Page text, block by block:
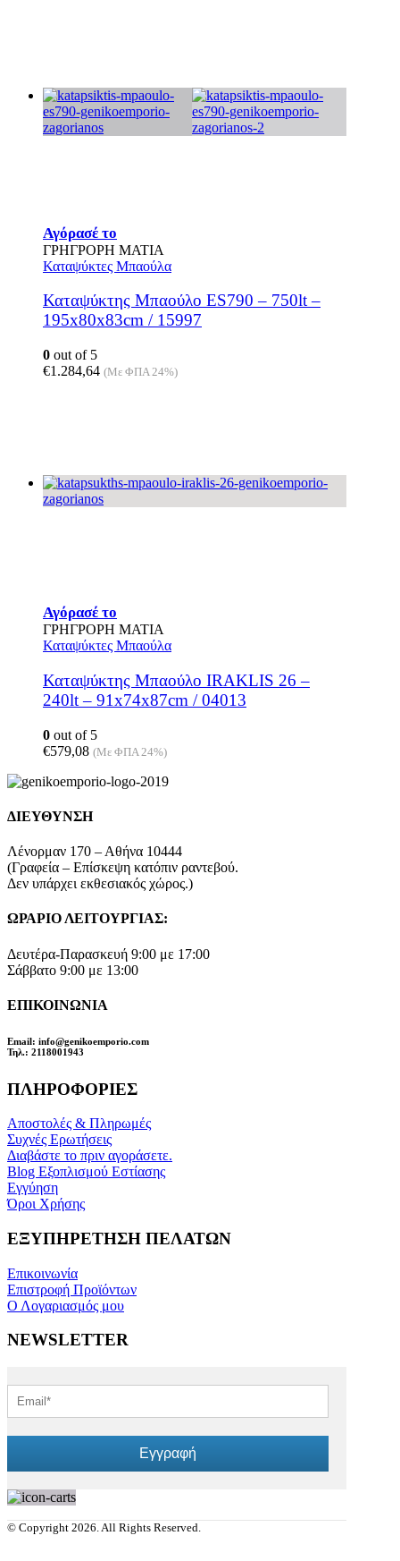
Αγόρασέ το
ΓΡΗΓΡΟΡΗ ΜΑΤΙΑ
Καταψύκτες Μπαούλα
Καταψύκτης Μπαούλο ES790 – 750lt –
195x80x83cm / 15997
0 out of 5
€1.284,64 (Με ΦΠΑ 24%)
Αγόρασέ το
ΓΡΗΓΡΟΡΗ ΜΑΤΙΑ
Καταψύκτες Μπαούλα
Καταψύκτης Μπαούλο IRAKLIS 26 –
240lt – 91x74x87cm / 04013
0 out of 5
€579,08 (Με ΦΠΑ 24%)
ΔΙΕΥΘΥΝΣΗ
Λένορμαν 170 – Αθήνα 10444
(Γραφεία – Επίσκεψη κατόπιν ραντεβού.
Δεν υπάρχει εκθεσιακός χώρος.)
ΩΡΑΡΙΟ ΛΕΙΤΟΥΡΓΙΑΣ:
Δευτέρα-Παρασκευή 9:00 με 17:00
Σάββατο 9:00 με 13:00
ΕΠΙΚΟΙΝΩΝΙΑ
Email: info@genikoemporio.com
Τηλ.: 2118001943
ΠΛΗΡΟΦΟΡΙΕΣ
Αποστολές & Πληρωμές
Συχνές Ερωτήσεις
Διαβάστε το πριν αγοράσετε.
Blog Εξοπλισμού Εστίασης
Εγγύηση
Όροι Χρήσης
ΕΞΥΠΗΡΕΤΗΣΗ ΠΕΛΑΤΩΝ
Επικοινωνία
Επιστροφή Προϊόντων
Ο Λογαριασμός μου
NEWSLETTER
Εγγραφή
© Copyright 2026. All Rights Reserved.